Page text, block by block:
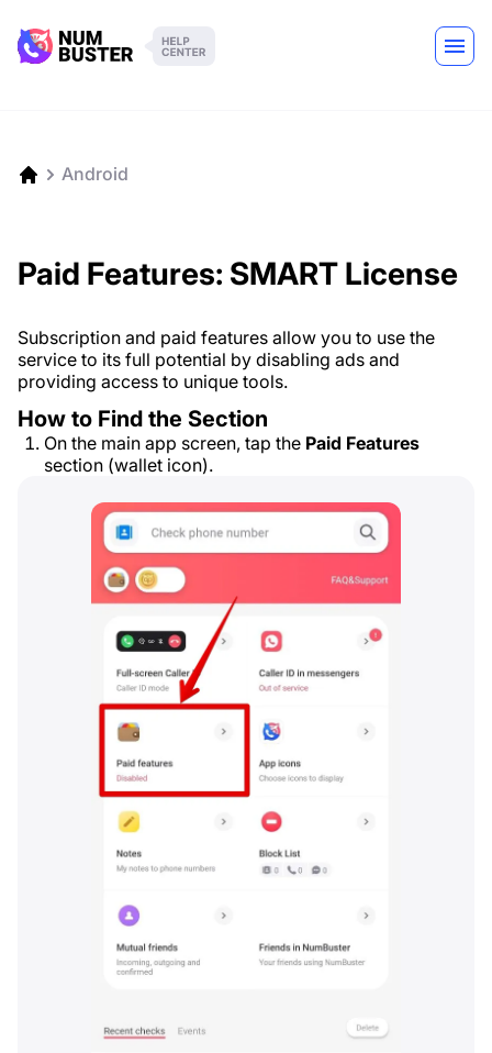
Android
Paid Features: SMART License
Subscription and paid features allow you to use the
service to its full potential by disabling ads and
providing access to unique tools.
How to Find the Section
On the main app screen, tap the Paid Features
section (wallet icon).